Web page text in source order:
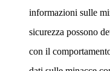
informazioni sulle
sicurezza possono
con il